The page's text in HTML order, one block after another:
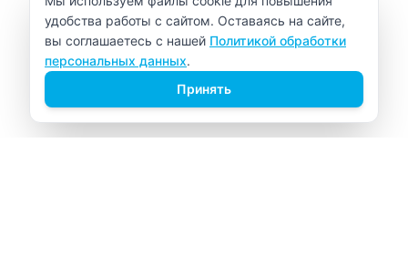
удобства работы с сайтом. Оставаясь на сайте,
вы соглашаетесь с нашей Политикой обработки
персональных данных.
Принять